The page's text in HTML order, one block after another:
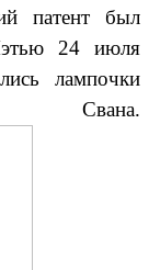
патент был
24 июля
лампочки